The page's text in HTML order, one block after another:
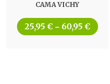
CAMA VICHY
25,95 € – 60,95 €